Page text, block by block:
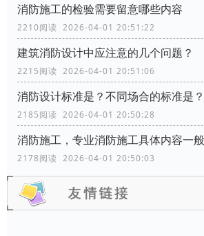
消防施工的检验需要留意哪些内容
2210阅读 2026-04-01 20:51:22
建筑消防设计中应注意的几个问题？
2215阅读 2026-04-01 20:51:06
2185阅读 2026-04-01 20:50:28
2178阅读 2026-04-01 20:50:03